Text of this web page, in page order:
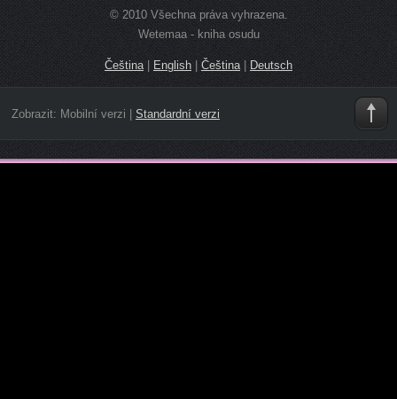
© 2010 Všechna práva vyhrazena.
Wetemaa - kniha osudu
Čeština| English Čeština Deutsch
Zobrazit: Mobilní verzi Standardní verzi